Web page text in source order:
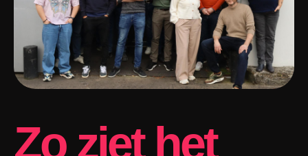
Zo ziet het